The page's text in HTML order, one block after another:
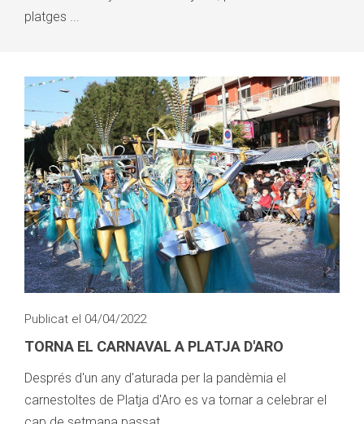
platges ...
Publicat el 04/04/2022
TORNA EL CARNAVAL A PLATJA D'ARO
Després d'un any d'aturada per la pandèmia el
carnestoltes de Platja d'Aro es va tornar a celebrar el